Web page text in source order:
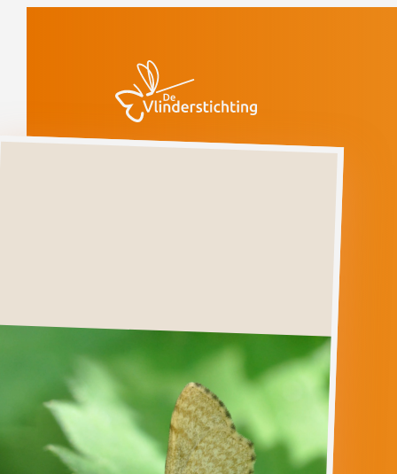
Leverkleurige
spanner
EUCHOECA
NEBULATA